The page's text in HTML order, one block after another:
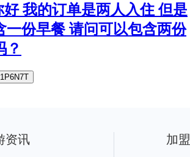
好 我的订单是两人入住 但是
一份早餐 请问可以包含两份
？
资讯 加